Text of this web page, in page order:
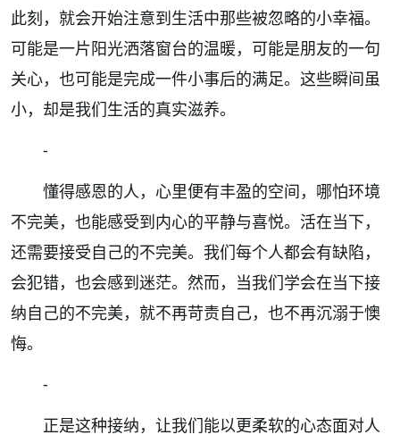
此刻，就会开始注意到生活中那些被忽略的小幸福。
可能是一片阳光洒落窗台的温暖，可能是朋友的一句
关心，也可能是完成一件小事后的满足。这些瞬间虽
小，却是我们生活的真实滋养。
-
懂得感恩的人，心里便有丰盈的空间，哪怕环境
不完美，也能感受到内心的平静与喜悦。活在当下，
还需要接受自己的不完美。我们每个人都会有缺陷，
会犯错，也会感到迷茫。然而，当我们学会在当下接
纳自己的不完美，就不再苛责自己，也不再沉溺于懊
悔。
-
正是这种接纳，让我们能以更柔软的心态面对人